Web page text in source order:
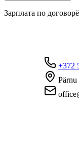
Зарплата по
+372